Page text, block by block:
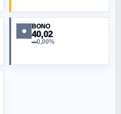
müstevli alçağına
● BONO
40,02
▬0,00%